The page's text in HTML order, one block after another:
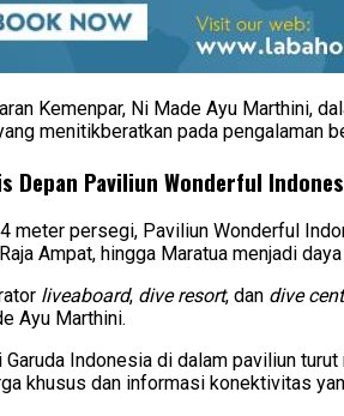
Kemenpar, Ni Made Ayu Marthini,
menitikberatkan pada pengalaman
Depan Paviliun Wonderful
meter persegi, Paviliun Wonderful
Ampat, hingga Maratua menjadi
liveaboard, dive resort, dan dive
Ayu Marthini.
Indonesia di dalam paviliun
khusus dan informasi konektivitas